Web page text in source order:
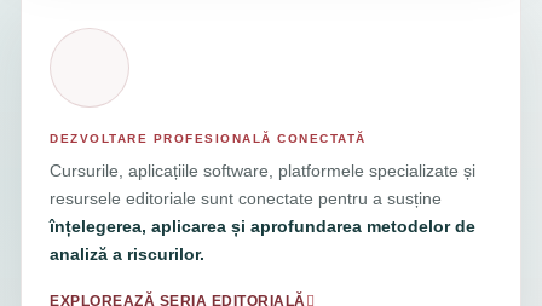
DEZVOLTARE PROFESIONALĂ CONECTATĂ
Cursurile, aplicațiile software, platformele specializate și
resursele editoriale sunt conectate pentru a susține
înțelegerea, aplicarea și aprofundarea metodelor de
analiză a riscurilor.
EXPLOREAZĂ SERIA EDITORIALĂ